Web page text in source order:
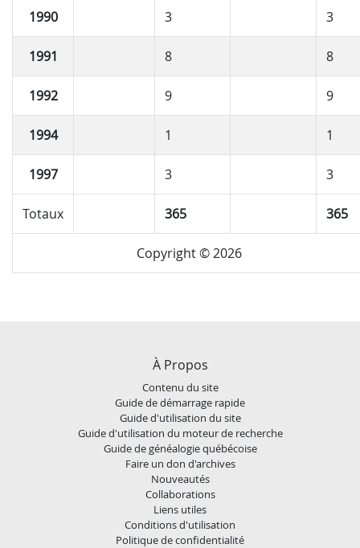
1990 3 3
1991 8 8
1992 9 9
1994 1 1
1997 3 3
Totaux 365 365
Copyright © 2026
À Propos
Contenu du site
Guide de démarrage rapide
Guide d'utilisation du site
Guide d'utilisation du moteur de recherche
Guide de généalogie québécoise
Faire un don d'archives
Nouveautés
Collaborations
Liens utiles
Conditions d'utilisation
Politique de confidentialité